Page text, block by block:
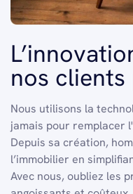
nos
Nous utilisons la
jamais pour remplacer
Depuis sa création,
l’immobilier en
Avec nous, oubliez les